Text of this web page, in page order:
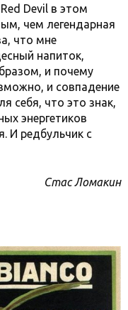
Devil в этом
чем легендарная
что мне
напиток,
и почему
и совпадение
себя, что это знак,
энергетиков
И редбульчик с
Стас Ломакин